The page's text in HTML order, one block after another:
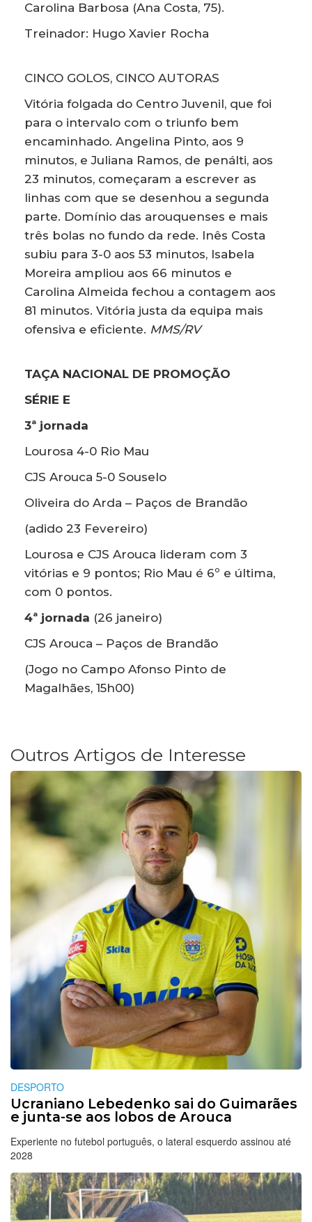
Carolina Barbosa (Ana Costa, 75).
Treinador: Hugo Xavier Rocha
CINCO GOLOS, CINCO AUTORAS
Vitória folgada do Centro Juvenil, que foi
para o intervalo com o triunfo bem
encaminhado. Angelina Pinto, aos 9
minutos, e Juliana Ramos, de penálti, aos
23 minutos, começaram a escrever as
linhas com que se desenhou a segunda
parte. Domínio das arouquenses e mais
três bolas no fundo da rede. Inês Costa
subiu para 3-0 aos 53 minutos, Isabela
Moreira ampliou aos 66 minutos e
Carolina Almeida fechou a contagem aos
81 minutos. Vitória justa da equipa mais
ofensiva e eficiente. MMS/RV
TAÇA NACIONAL DE PROMOÇÃO
SÉRIE E
3ª jornada
Lourosa 4-0 Rio Mau
CJS Arouca 5-0 Souselo
Oliveira do Arda – Paços de Brandão
(adido 23 Fevereiro)
Lourosa e CJS Arouca lideram com 3
vitórias e 9 pontos; Rio Mau é 6º e última,
com 0 pontos.
4ª jornada (26 janeiro)
CJS Arouca – Paços de Brandão
(Jogo no Campo Afonso Pinto de
Magalhães, 15h00)
Outros Artigos de Interesse
DESPORTO
Ucraniano Lebedenko sai do Guimarães
e junta-se aos lobos de Arouca
Experiente no futebol português, o lateral esquerdo assinou até
2028